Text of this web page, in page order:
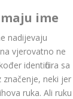
ime
nadijevaju
vjerovatno ne
identificira sa
neki jer
ruka. Ali ruku